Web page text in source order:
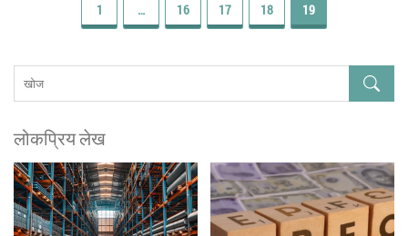
1 … 16 17 18 19
लोकप्रिय लेख